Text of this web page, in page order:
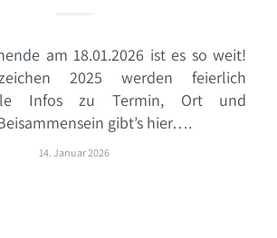
am 18.01.2026 ist es so weit!
2025 werden feierlich
Infos zu Termin, Ort und
gibt’s hier….
14. Januar 2026